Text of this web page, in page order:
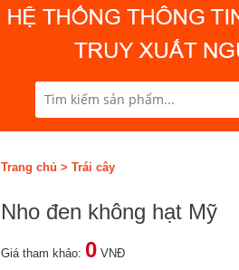
Trang chủ > Trái cây
Nho đen không hạt Mỹ
Giá tham khảo: 0 VNĐ